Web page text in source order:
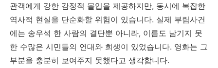
관객에게 강한 감정적 몰입을 제공하지만, 동시에 복잡한
역사적 현실을 단순화할 위험이 있습니다. 실제 부림사건
에는 송우석 한 사람의 결단뿐 아니라, 이름도 남기지 못
한 수많은 시민들의 연대와 희생이 있었습니다. 영화는 그
부분을 충분히 보여주지 못했다고 생각합니다.